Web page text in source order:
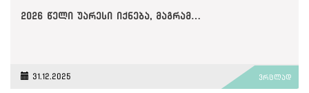
2026 წელი უარესი იქნება, მაგრამ…
31.12.2025 ვრცლად